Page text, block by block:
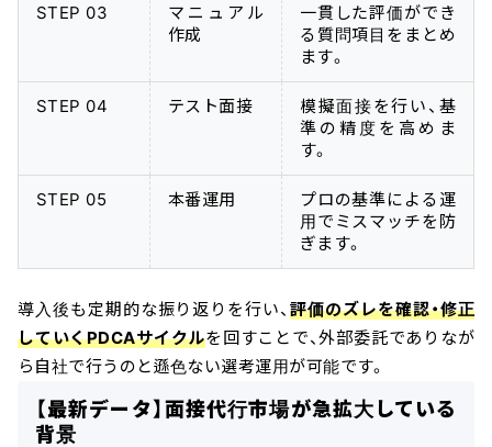
STEP 03
マニュアル
作成
一貫した評価ができ
る質問項目をまとめ
ます。
STEP 04 テスト面接
模擬面接を行い、基
準の精度を高めま
す。
STEP 05 本番運用
プロの基準による運
用でミスマッチを防
ぎます。
導入後も定期的な振り返りを行い、評価のズレを確認・修正
していくPDCAサイクルを回すことで、外部委託でありなが
ら自社で行うのと遜色ない選考運用が可能です。
【最新データ】面接代行市場が急拡大している
背景